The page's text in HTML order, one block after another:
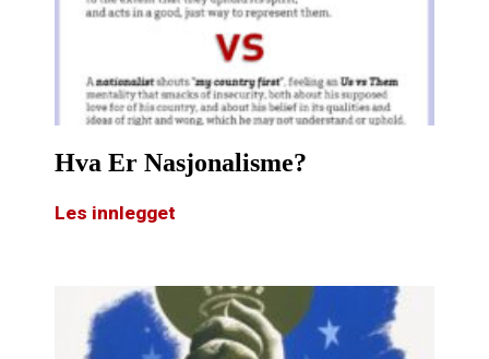
Hva Er Nasjonalisme?
Les innlegget